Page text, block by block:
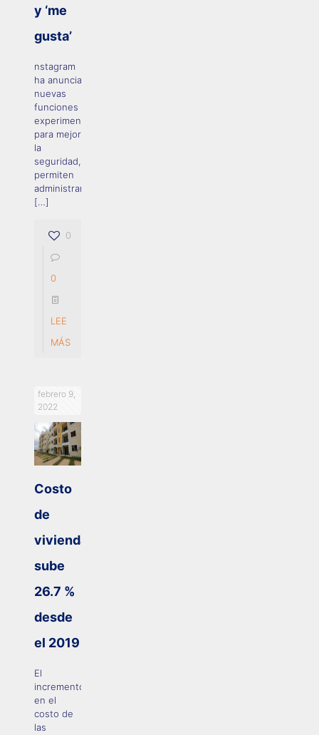
y ‘me
gusta’
nstagram
ha anunciado
nuevas
funciones
experimentales
para mejorar
la
seguridad, que
permiten
administrar
[…]
0
0
LEE
MÁS
febrero 9,
2022
Costo
de
viviendas
sube
26.7 %
desde
el 2019
El
incremento
en el
costo de
las